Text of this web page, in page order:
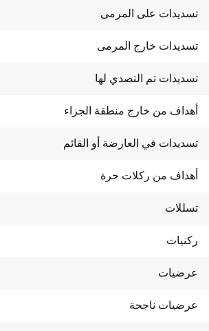
تسديدات على المرمى
تسديدات خارج المرمى
تسديدات تم التصدي لها
أهداف من خارج منطقة الجزاء
تسديدات في العارضة أو القائم
أهداف من ركلات حرة
تسللات
ركنيات
عرضيات
عرضيات ناجحة